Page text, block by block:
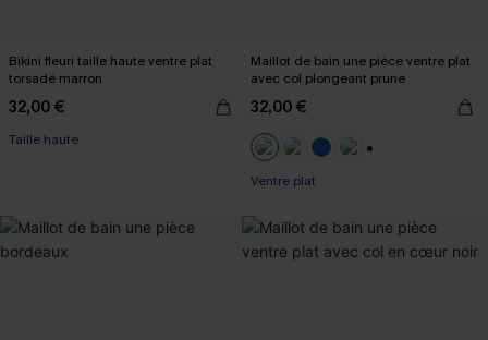
Bikini fleuri taille haute ventre plat
torsadé marron
32,00 €
Taille haute
Maillot de bain une pièce ventre plat
avec col plongeant prune
32,00 €
Ventre plat